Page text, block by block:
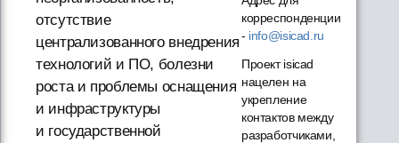
отсутствие
централизованного внедрения
технологий и ПО, болезни
роста и проблемы оснащения
и инфраструктуры
и государственной
корреспонденции
- info@isicad.ru
Проект isicad
нацелен на
укрепление
контактов между
разработчиками,